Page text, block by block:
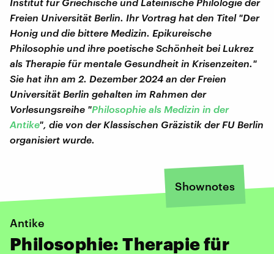
Freien Universität Berlin. Ihr Vortrag hat den Titel "Der
Honig und die bittere Medizin. Epikureische
Philosophie und ihre poetische Schönheit bei Lukrez
als Therapie für mentale Gesundheit in Krisenzeiten."
Sie hat ihn am 2. Dezember 2024 an der Freien
Universität Berlin gehalten im Rahmen der
Vorlesungsreihe "Philosophie als Medizin in der
Antike", die von der Klassischen Gräzistik der FU Berlin
organisiert wurde.
Shownotes
Antike
Philosophie: Therapie für